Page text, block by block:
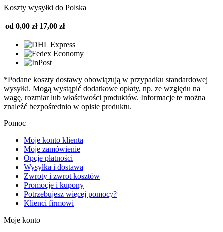
Koszty wysyłki do Polska
od 0,00 zł 17,00 zł
*Podane koszty dostawy obowiązują w przypadku standardowej
wysyłki. Mogą wystąpić dodatkowe opłaty, np. ze względu na
wagę, rozmiar lub właściwości produktów. Informacje te można
znaleźć bezpośrednio w opisie produktu.
Pomoc
Moje konto klienta
Moje zamówienie
Opcje płatności
Wysyłka i dostawa
Zwroty i zwrot kosztów
Promocje i kupony
Potrzebujesz więcej pomocy?
Klienci firmowi
Moje konto